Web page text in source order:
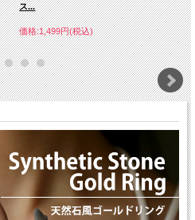
ス...
価格:1,499円(税込)